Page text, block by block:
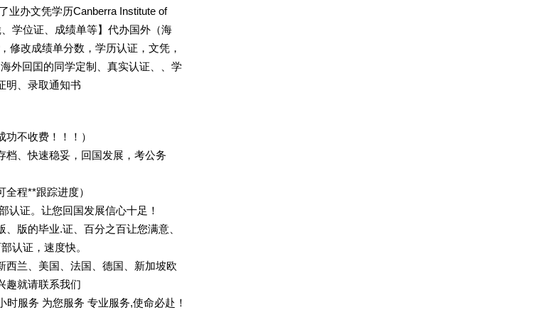
业办文凭学历Canberra Institute of
学位证、成绩单等】代办国外（海
修改成绩单分数，学历认证，文凭，
外回囯的同学定制、真实认证、、学
明、录取通知书
功不收费！！！）
、快速稳妥，回国发展，考公务
全程**跟踪进度）
证。让您回国发展信心十足！
版的毕业.证、百分之百让您满意、
认证，速度快。
兰、美国、法国、德国、新加坡欧
趣就请联系我们
服务 为您服务 专业服务,使命必赴！